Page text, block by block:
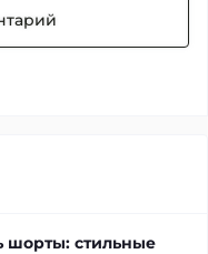
шорты: стильные